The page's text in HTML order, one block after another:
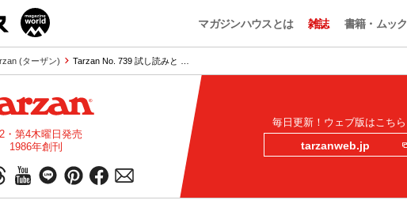
マガジンハウスとは 雑誌 書籍・ムック
(ターザン) Tarzan No. 739 試し読みと …
・第4木曜日発売
1986年創刊
毎日更新！ウェブ版はこちら
tarzanweb.jp